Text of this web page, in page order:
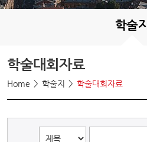
학술지
학술대회자료
Home 학술지 학술대회자료